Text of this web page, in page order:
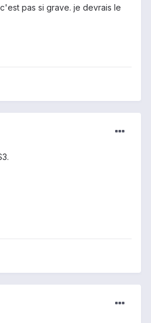
pas si grave. je devrais le